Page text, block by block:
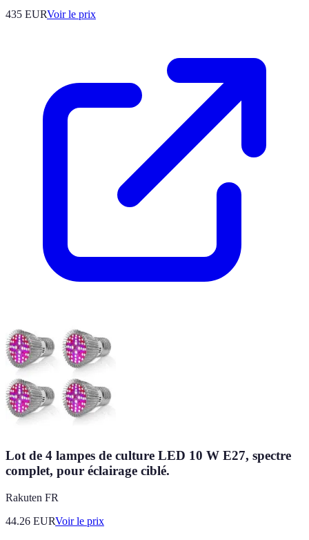
435 EURVoir le prix
Lot de 4 lampes de culture LED 10 W E27, spectre
complet, pour éclairage ciblé.
Rakuten FR
44.26 EURVoir le prix